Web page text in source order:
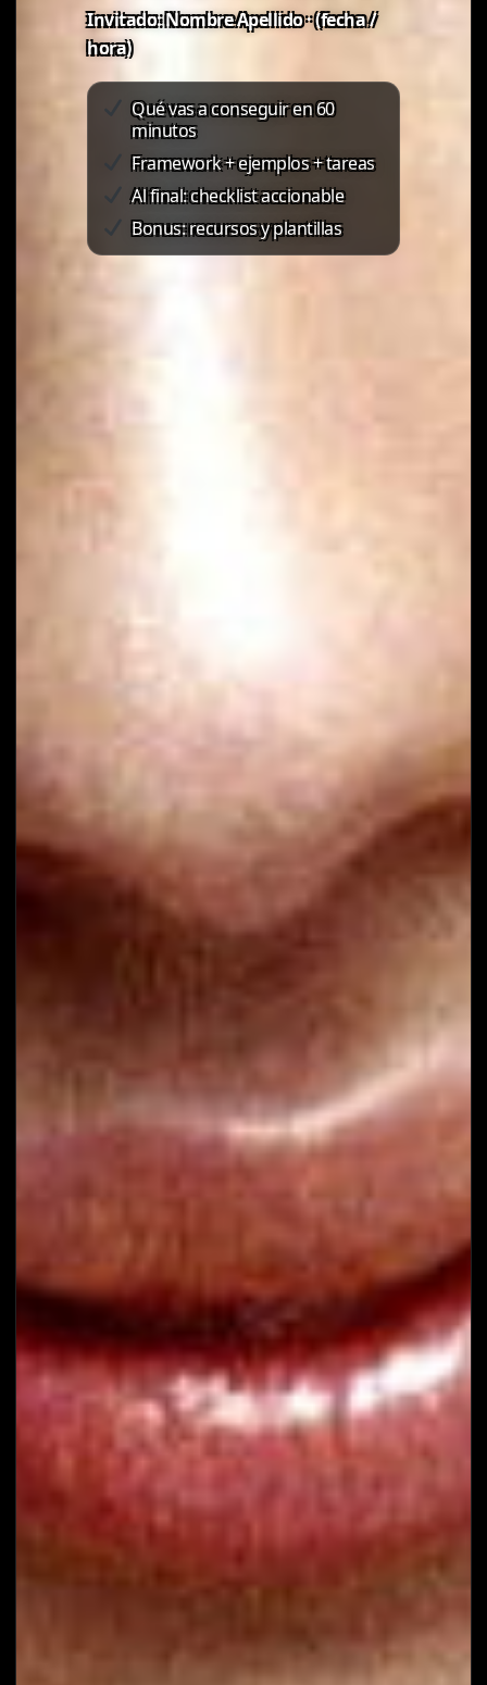
Invitado: Nombre Apellido · (fecha /
hora)
Qué vas a conseguir en 60
minutos
Framework + ejemplos + tareas
Al final: checklist accionable
Bonus: recursos y plantillas